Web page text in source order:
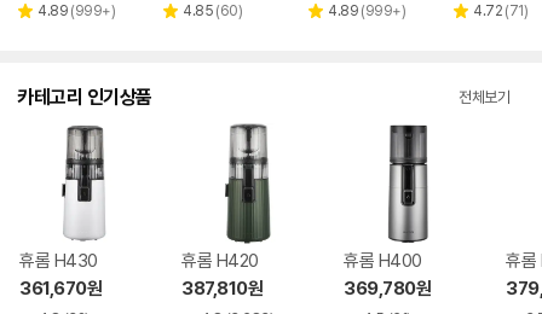
별 4.89 리
(999+)
별 4.85 리
(60)
별 4.89 리
(999+)
별 4.72 리
(71)
카테고리 인기상품 전체보기
휴롬 H430
361,670원
휴롬 H420
387,810원
휴롬 H400
369,780원
휴롬